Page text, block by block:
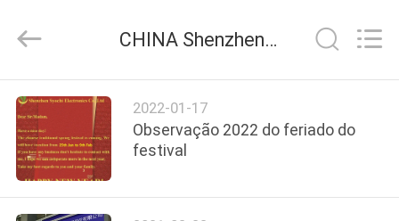
CASA
PRODUTOS
SOBRE
Shenzhen
Syochi
Ltd.
Rights
Reserved.
CHINA Shenzhen Syochi Electronics Co., Ltd notícias da empresa
2022-01-17
Observação 2022 do feriado do
festival